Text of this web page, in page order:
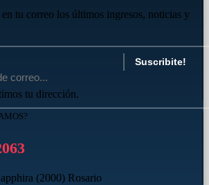
tu correo los últimos ingresos, noticias y
tu dirección.
(2000) Rosario